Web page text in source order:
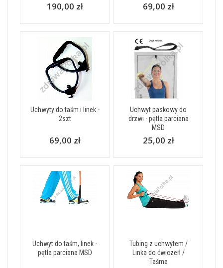
190,00 zł 69,00 zł
Uchwyty do taśm i linek -
2szt
69,00 zł
Uchwyt paskowy do
drzwi - pętla parciana
MSD
25,00 zł
Uchwyt do taśm, linek -
pętla parciana MSD
Tubing z uchwytem /
Linka do ćwiczeń /
Taśma